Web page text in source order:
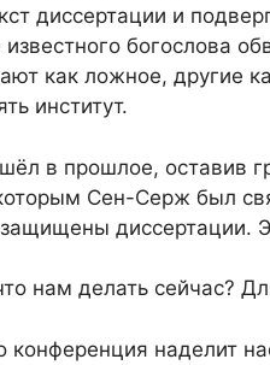
диссертации и
известного богослова
как ложное, другие
институт.
в прошлое, оставив
Сен-Серж был
диссертации.
нам делать сейчас?
конференция наделит